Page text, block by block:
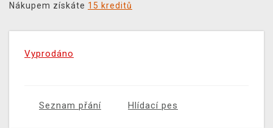
Nákupem získáte 15 kreditů
Vyprodáno
Seznam přání Hlídací pes